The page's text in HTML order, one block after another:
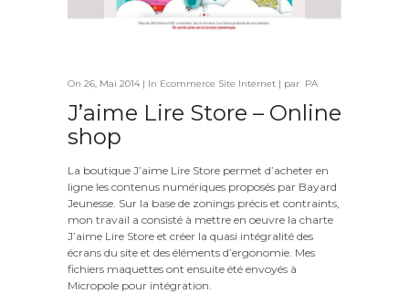
On 26, Mai 2014 | In Ecommerce Site Internet | par PA
J’aime Lire Store – Online
shop
La boutique J’aime Lire Store permet d’acheter en
ligne les contenus numériques proposés par Bayard
Jeunesse. Sur la base de zonings précis et contraints,
mon travail a consisté à mettre en oeuvre la charte
J’aime Lire Store et créer la quasi intégralité des
écrans du site et des éléments d’ergonomie. Mes
fichiers maquettes ont ensuite été envoyés à
Micropole pour intégration.